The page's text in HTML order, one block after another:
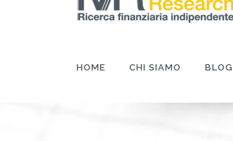
HOME CHI SIAMO BLOG